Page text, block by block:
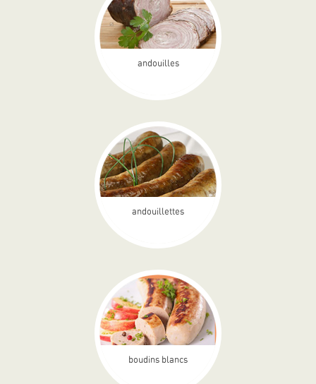
andouilles
andouillettes
boudins blancs